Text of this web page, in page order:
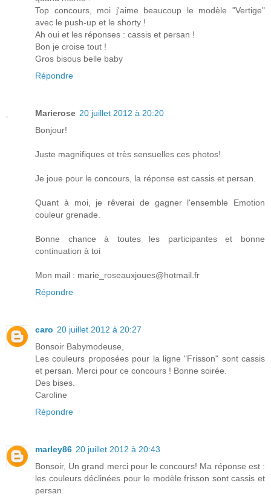
Top concours, moi j'aime beaucoup le modèle "Vertige"
avec le push-up et le shorty !
Ah oui et les réponses : cassis et persan !
Bon je croise tout !
Gros bisous belle baby
Répondre
Marierose 20 juillet 2012 à 20:20
Bonjour!
Juste magnifiques et très sensuelles ces photos!
Je joue pour le concours, la réponse est cassis et persan.
Quant à moi, je rêverai de gagner l'ensemble Emotion
couleur grenade.
Bonne chance à toutes les participantes et bonne
continuation à toi
Mon mail : marie_roseauxjoues@hotmail.fr
Répondre
caro 20 juillet 2012 à 20:27
Bonsoir Babymodeuse,
Les couleurs proposées pour la ligne "Frisson" sont cassis
et persan. Merci pour ce concours ! Bonne soirée.
Des bises.
Caroline
Répondre
marley86 20 juillet 2012 à 20:43
Bonsoir, Un grand merci pour le concours! Ma réponse est :
les couleurs déclinées pour le modèle frisson sont cassis et
persan.